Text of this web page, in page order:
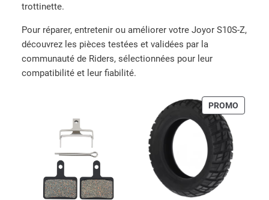
trottinette.
Pour réparer, entretenir ou améliorer votre Joyor S10S-Z,
découvrez les pièces testées et validées par la
communauté de Riders, sélectionnées pour leur
compatibilité et leur fiabilité.
PROMO
EN